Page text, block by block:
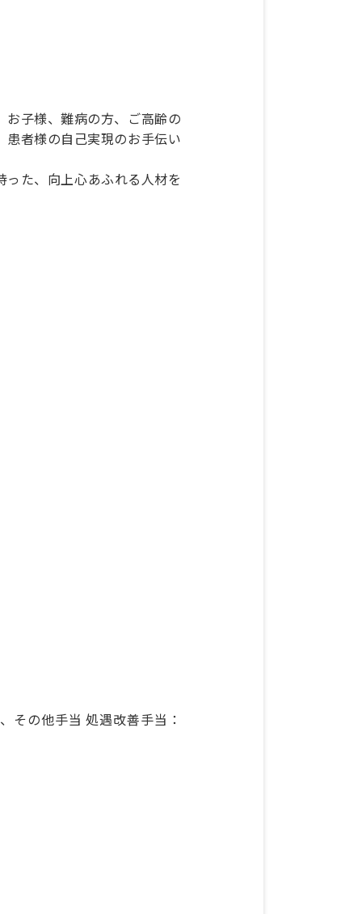
子様、難病の方、ご高齢の
者様の自己実現のお手伝い
た、向上心あふれる人材を
の他手当 処遇改善手当：